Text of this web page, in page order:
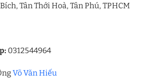
Tân Thới Hoà, Tân Phú, TPHCM
0312544964
Võ Văn Hiếu